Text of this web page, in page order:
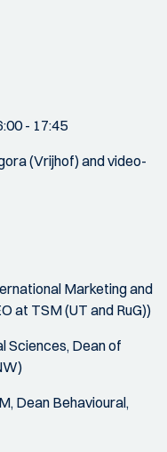
- 17:45
(Vrijhof) and video-
Marketing and
at TSM (UT and RuG))
Sciences, Dean of
Dean Behavioural,